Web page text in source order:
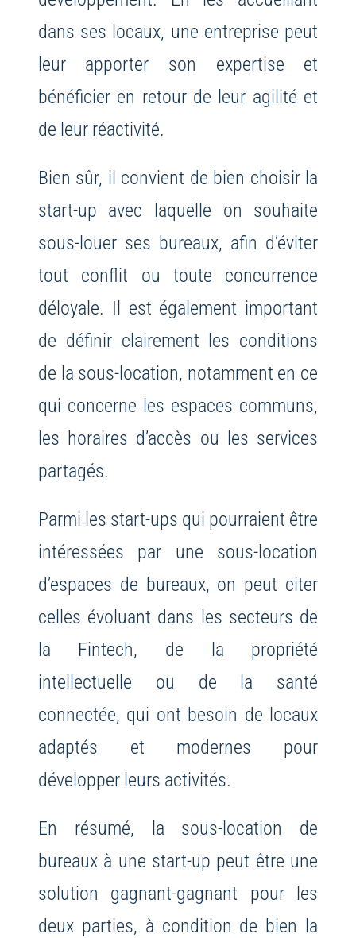
dans ses locaux, une entreprise peut
leur apporter son expertise et
bénéficier en retour de leur agilité et
de leur réactivité.
Bien sûr, il convient de bien choisir la
start-up avec laquelle on souhaite
sous-louer ses bureaux, afin d’éviter
tout conflit ou toute concurrence
déloyale. Il est également important
de définir clairement les conditions
de la sous-location, notamment en ce
qui concerne les espaces communs,
les horaires d’accès ou les services
partagés.
Parmi les start-ups qui pourraient être
intéressées par une sous-location
d’espaces de bureaux, on peut citer
celles évoluant dans les secteurs de
la Fintech, de la propriété
intellectuelle ou de la santé
connectée, qui ont besoin de locaux
adaptés et modernes pour
développer leurs activités.
En résumé, la sous-location de
bureaux à une start-up peut être une
solution gagnant-gagnant pour les
deux parties, à condition de bien la